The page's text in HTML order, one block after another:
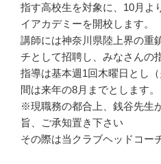
指す高校生を対象に、10月よ
イアカデミーを開校します。
講師には神奈川県陸上界の重
チとして招聘し、みなさんの
指導は基本週1回木曜日とし
間は来年の8月までとします。
※現職務の都合上、銭谷先生
旨、ご承知置き下さい
その際は当クラブヘッドコー